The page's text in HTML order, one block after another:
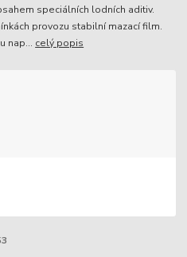
speciálních lodních aditiv.
provozu stabilní mazací film.
nap... celý popis